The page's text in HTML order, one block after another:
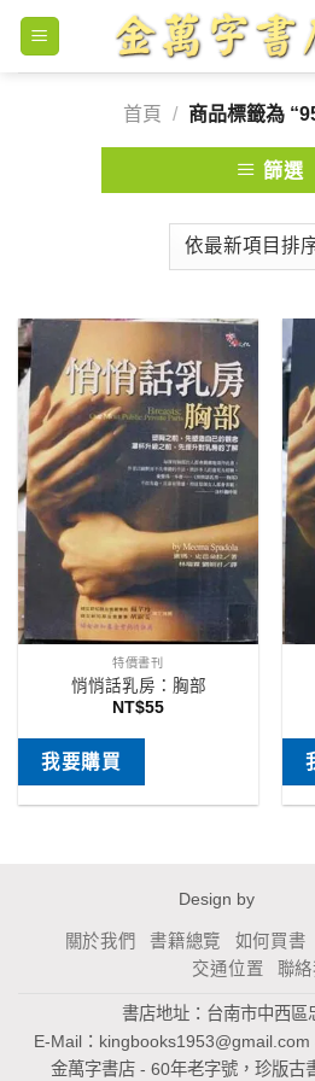
Skip
content
首頁
/ 商品標籤為
篩選
特價書刊
悄悄話乳房：胸部
NT$55
我要購買
Design by
關於我們 書籍總覽 如何買書
交通位置
聯
書店地址：台南市中西區
E-Mail： kingbooks1953@gmail.com
金萬字書店 - 60年老字號，珍版古